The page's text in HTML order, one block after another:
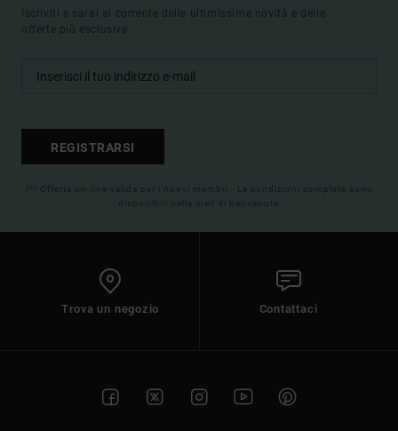
Iscriviti e sarai al corrente delle ultimissime novità e delle
offerte più esclusive.
REGISTRARSI
(*) Offerta on-line valida per i nuovi membri - Le condizioni complete sono
disponibili nella mail di benvenuto
Trova un negozio Contattaci